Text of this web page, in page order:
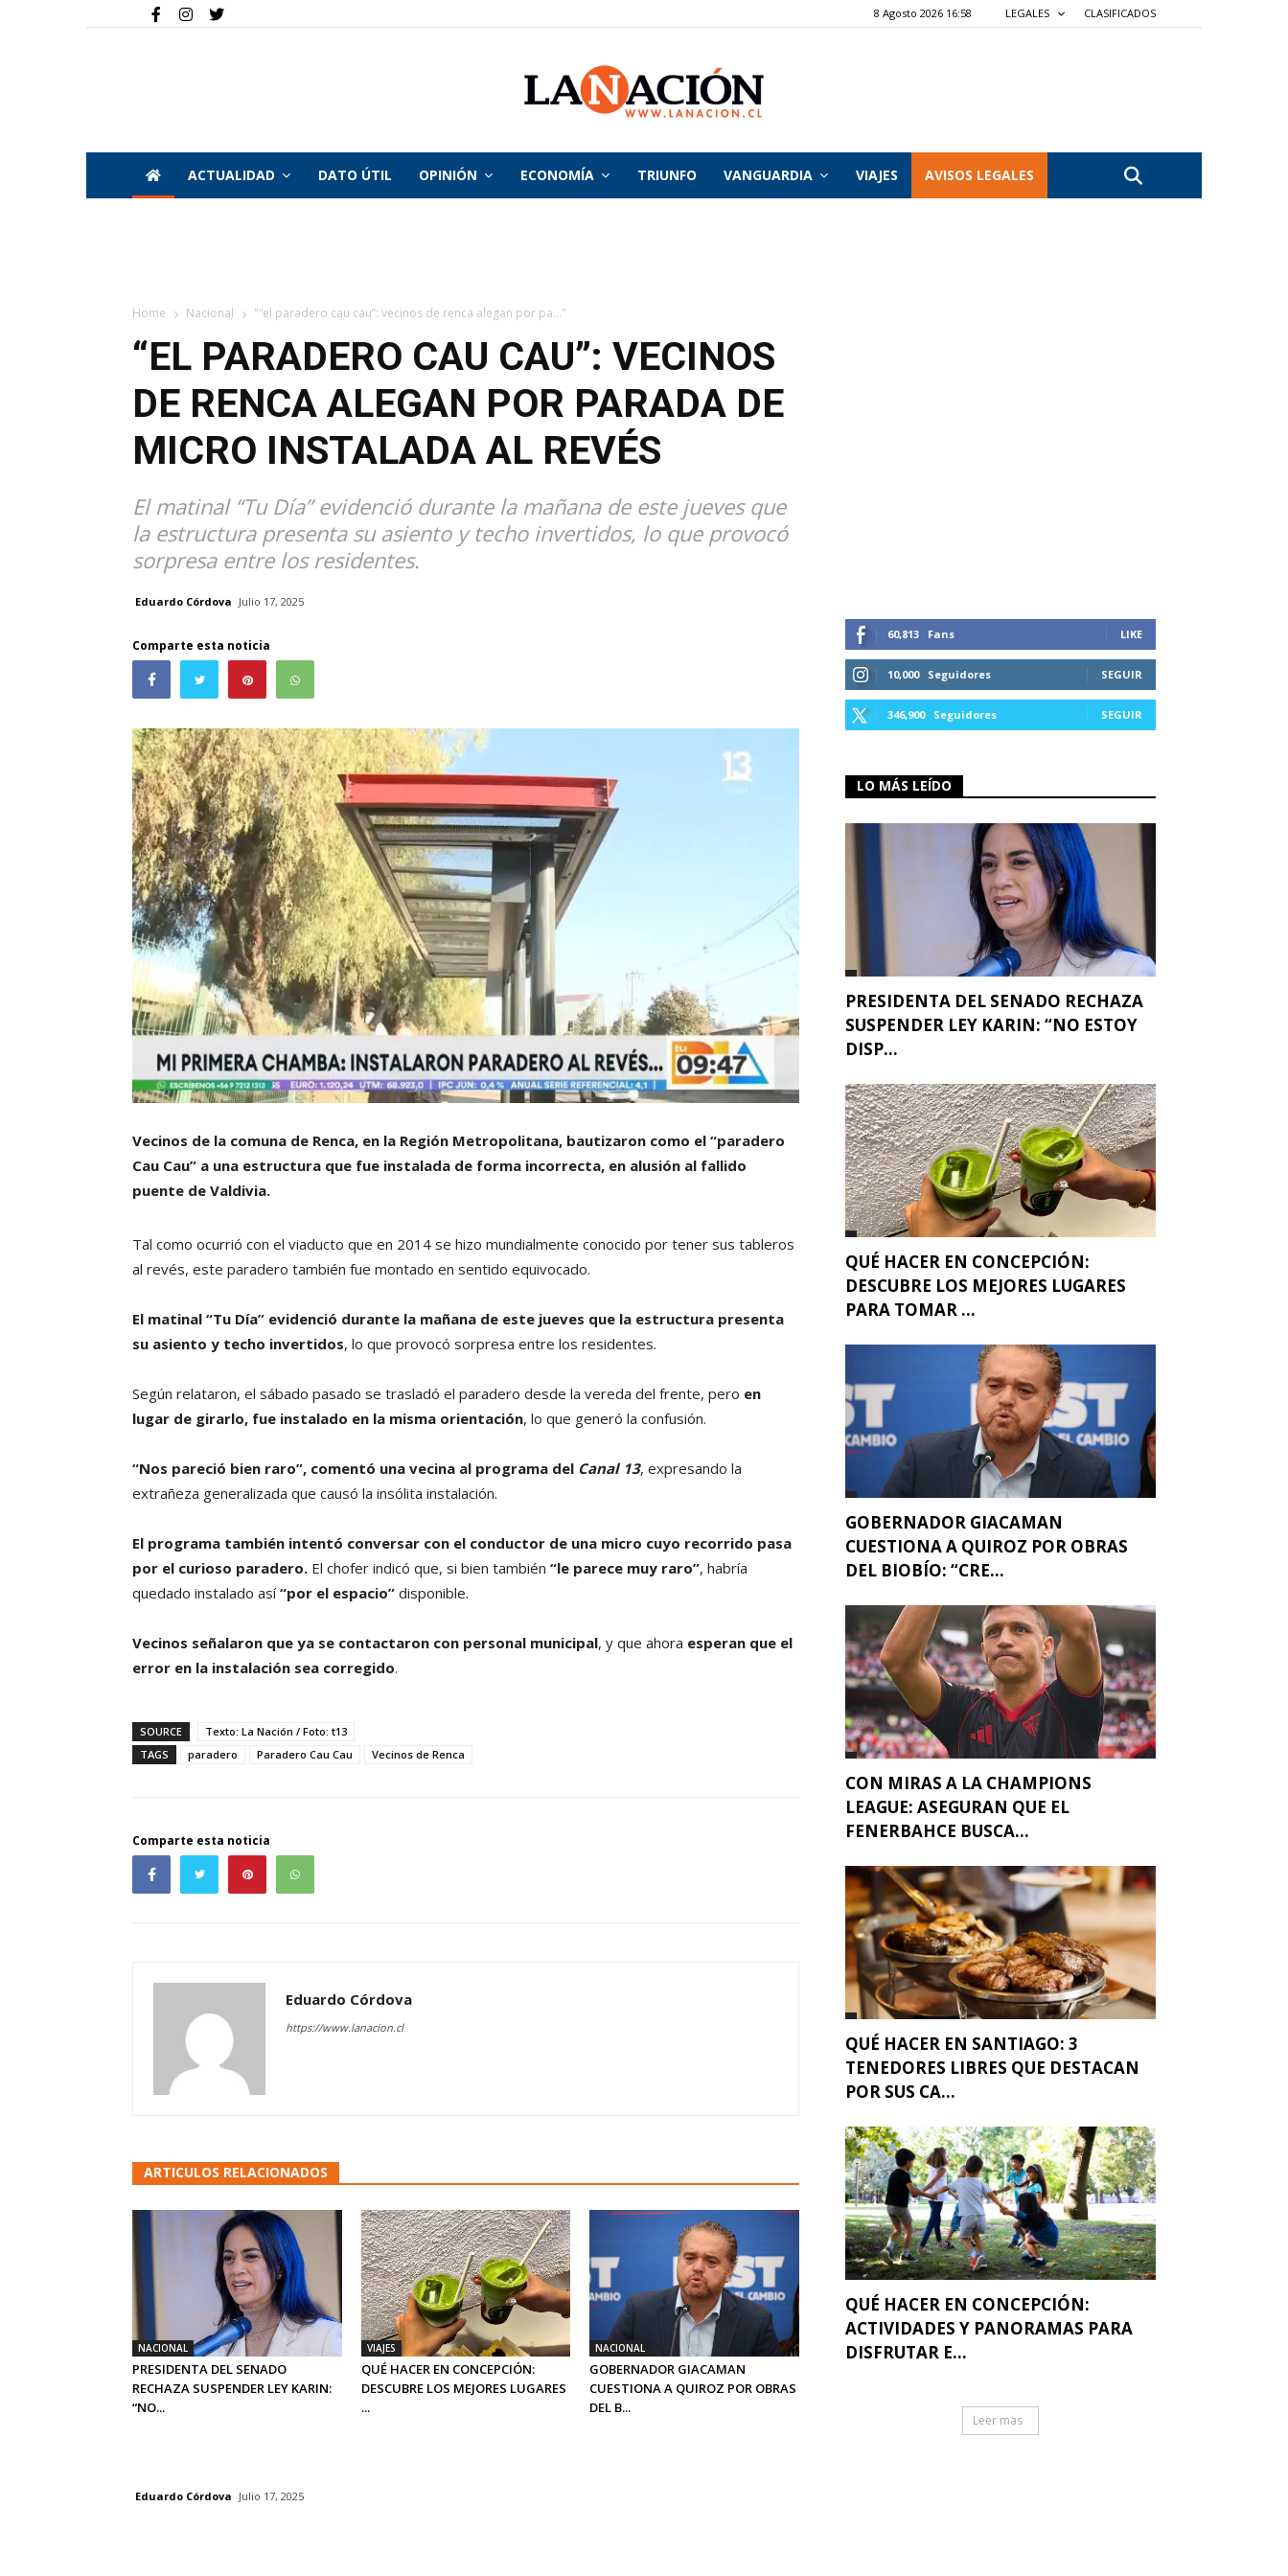
8 Agosto 2026 16:58 LEGALES CLASIFICADOS
La
ACTUALIDAD DATO ÚTIL OPINIÓN ECONOMÍA TRIUNFO VANGUARDIA VIAJES AVISOS LEGALES
Home Nacional "“el paradero cau cau”: vecinos de renca alegan por pa..."
“EL PARADERO CAU CAU”: VECINOS
DE RENCA ALEGAN POR PARADA DE
MICRO INSTALADA AL REVÉS
El matinal “Tu Día” evidenció durante la mañana de este jueves que
la estructura presenta su asiento y techo invertidos, lo que provocó
sorpresa entre los residentes.
Eduardo Córdova Julio 17, 2025
Comparte esta noticia
Vecinos de la comuna de Renca, en la Región Metropolitana, bautizaron como el “paradero
Cau Cau” a una estructura que fue instalada de forma incorrecta, en alusión al fallido
puente de Valdivia.
Tal como ocurrió con el viaducto que en 2014 se hizo mundialmente conocido por tener sus tableros
al revés, este paradero también fue montado en sentido equivocado.
El matinal “Tu Día” evidenció durante la mañana de este jueves que la estructura presenta
su asiento y techo invertidos, lo que provocó sorpresa entre los residentes.
Según relataron, el sábado pasado se trasladó el paradero desde la vereda del frente, pero en
lugar de girarlo, fue instalado en la misma orientación, lo que generó la confusión.
“Nos pareció bien raro”, comentó una vecina al programa del Canal 13, expresando la
extrañeza generalizada que causó la insólita instalación.
El programa también intentó conversar con el conductor de una micro cuyo recorrido pasa
por el curioso paradero. El chofer indicó que, si bien también “le parece muy raro”, habría
quedado instalado así“por el espacio” disponible.
Vecinos señalaron que ya se contactaron con personal municipal, y que ahora esperan que el
error en la instalación sea corregido.
SOURCE
Texto: La Nación / Foto: t13
TAGS
paradero Paradero Cau Cau Vecinos de Renca
Comparte esta noticia
Eduardo Córdova
https://www.lanacion.cl
ARTICULOS RELACIONADOS
NACIONAL
PRESIDENTA DEL SENADO
RECHAZA SUSPENDER LEY KARIN:
“NO...
VIAJES
QUÉ HACER EN CONCEPCIÓN:
DESCUBRE LOS MEJORES LUGARES
...
NACIONAL
GOBERNADOR GIACAMAN
CUESTIONA A QUIROZ POR OBRAS
DEL B...
60,813 Fans LIKE
10,000 Seguidores SEGUIR
346,900 Seguidores SEGUIR
LO MÁS LEÍDO
PRESIDENTA DEL SENADO RECHAZA
SUSPENDER LEY KARIN: “NO ESTOY
DISP...
QUÉ HACER EN CONCEPCIÓN:
DESCUBRE LOS MEJORES LUGARES
PARA TOMAR ...
GOBERNADOR GIACAMAN
CUESTIONA A QUIROZ POR OBRAS
DEL BIOBÍO: “CRE...
CON MIRAS A LA CHAMPIONS
LEAGUE: ASEGURAN QUE EL
FENERBAHCE BUSCA...
QUÉ HACER EN SANTIAGO: 3
TENEDORES LIBRES QUE DESTACAN
POR SUS CA...
QUÉ HACER EN CONCEPCIÓN:
ACTIVIDADES Y PANORAMAS PARA
DISFRUTAR E...
Leer mas
Eduardo Córdova Julio 17, 2025